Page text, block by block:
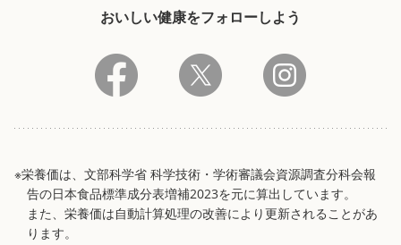
おいしい健康をフォローしよう
※栄養価は、文部科学省 科学技術・学術審議会資源調査分科会報
告の日本食品標準成分表増補2023を元に算出しています。
また、栄養価は自動計算処理の改善により更新されることがあ
ります。